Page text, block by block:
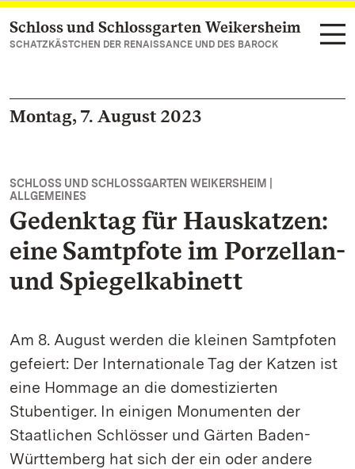
Zum Hauptinhalt springen
Schloss und Schlossgarten Weikersheim
SCHATZKÄSTCHEN DER RENAISSANCE UND DES BAROCK
Montag, 7. August 2023
SCHLOSS UND SCHLOSSGARTEN WEIKERSHEIM |
ALLGEMEINES
Gedenktag für Hauskatzen:
eine Samtpfote im Porzellan-
und Spiegelkabinett
Am 8. August werden die kleinen Samtpfoten
gefeiert: Der Internationale Tag der Katzen ist
eine Hommage an die domestizierten
Stubentiger. In einigen Monumenten der
Staatlichen Schlösser und Gärten Baden-
Württemberg hat sich der ein oder andere